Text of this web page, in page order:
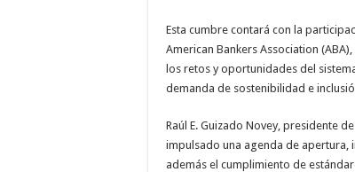
Esta cumbre contará con la
American Bankers Association
los retos y oportunidades del
demanda de sostenibilidad e
Raúl E. Guizado Novey, presidente
impulsado una agenda de
además el cumplimiento de